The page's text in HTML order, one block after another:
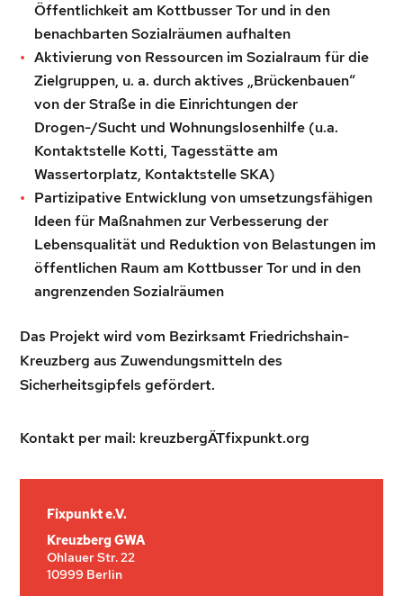
Öffentlichkeit am Kottbusser Tor und in den
benachbarten Sozialräumen aufhalten
Aktivierung von Ressourcen im Sozialraum für die
Zielgruppen, u. a. durch aktives „Brückenbauen“
von der Straße in die Einrichtungen der
Drogen-/Sucht und Wohnungslosenhilfe (u.a.
Kontaktstelle Kotti, Tagesstätte am
Wassertorplatz, Kontaktstelle SKA)
Partizipative Entwicklung von umsetzungsfähigen
Ideen für Maßnahmen zur Verbesserung der
Lebensqualität und Reduktion von Belastungen im
öffentlichen Raum am Kottbusser Tor und in den
angrenzenden Sozialräumen
Das Projekt wird vom Bezirksamt Friedrichshain-
Kreuzberg aus Zuwendungsmitteln des
Sicherheitsgipfels gefördert.
Kontakt per mail: kreuzbergÄTfixpunkt.org
Fixpunkt e.V.
Kreuzberg GWA
Ohlauer Str. 22
10999 Berlin